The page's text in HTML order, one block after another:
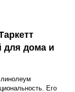
для дома и
Его